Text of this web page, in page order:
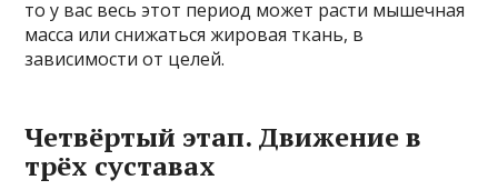
то у вас весь этот период может расти мышечная
масса или снижаться жировая ткань, в
зависимости от целей.
Четвёртый этап. Движение в
трёх суставах